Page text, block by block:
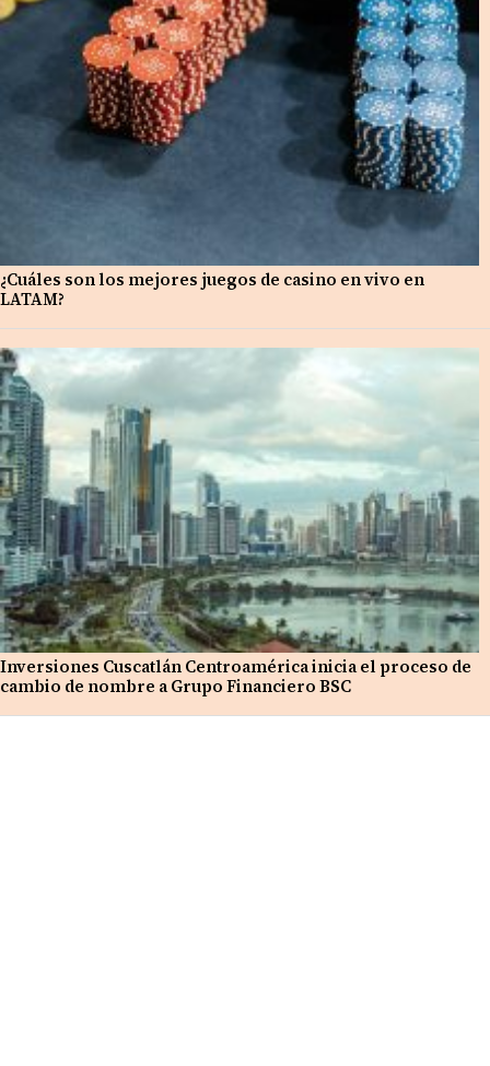
¿Cuáles son los mejores juegos de casino en vivo en
LATAM?
Inversiones Cuscatlán Centroamérica inicia el proceso de
cambio de nombre a Grupo Financiero BSC